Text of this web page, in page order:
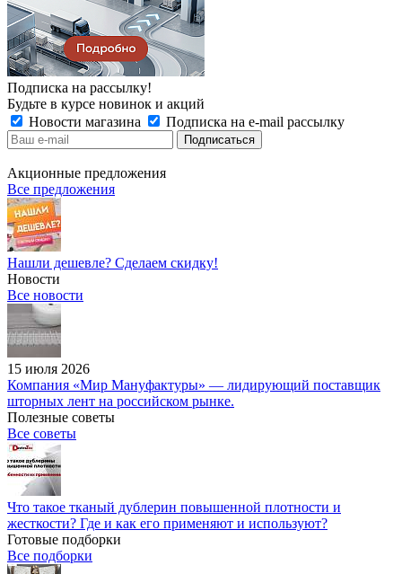
Подписка на рассылку!
Будьте в курсе новинок и акций
Новости магазина
Подписка на e-mail рассылку
Акционные предложения
Все предложения
Нашли дешевле? Сделаем скидку!
Новости
Все новости
15 июля 2026
Компания «Мир Мануфактуры» — лидирующий поставщик
шторных лент на российском рынке.
Полезные советы
Все советы
Что такое тканый дублерин повышенной плотности и
жесткости? Где и как его применяют и используют?
Готовые подборки
Все подборки